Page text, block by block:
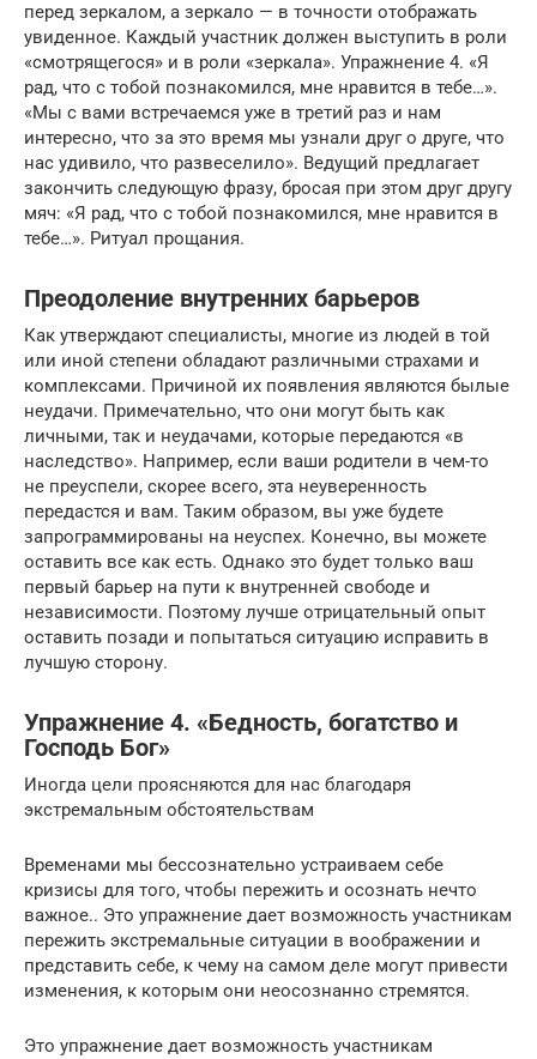
перед зеркалом, а зеркало — в точности отображать
увиденное. Каждый участник должен выступить в роли
«смотрящегося» и в роли «зеркала». Упражнение 4. «Я
рад, что с тобой познакомился, мне нравится в тебе…».
«Мы с вами встречаемся уже в третий раз и нам
интересно, что за это время мы узнали друг о друге, что
нас удивило, что развеселило». Ведущий предлагает
закончить следующую фразу, бросая при этом друг другу
мяч: «Я рад, что с тобой познакомился, мне нравится в
тебе…». Ритуал прощания.
Преодоление внутренних барьеров
Как утверждают специалисты, многие из людей в той
или иной степени обладают различными страхами и
комплексами. Причиной их появления являются былые
неудачи. Примечательно, что они могут быть как
личными, так и неудачами, которые передаются «в
наследство». Например, если ваши родители в чем-то
не преуспели, скорее всего, эта неуверенность
передастся и вам. Таким образом, вы уже будете
запрограммированы на неуспех. Конечно, вы можете
оставить все как есть. Однако это будет только ваш
первый барьер на пути к внутренней свободе и
независимости. Поэтому лучше отрицательный опыт
оставить позади и попытаться ситуацию исправить в
лучшую сторону.
Упражнение 4. «Бедность, богатство и
Господь Бог»
Иногда цели проясняются для нас благодаря
экстремальным обстоятельствам
Временами мы бессознательно устраиваем себе
кризисы для того, чтобы пережить и осознать нечто
важное.. Это упражнение дает возможность участникам
пережить экстремальные ситуации в воображении и
представить себе, к чему на самом деле могут привести
изменения, к которым они неосознанно стремятся.
Это упражнение дает возможность участникам